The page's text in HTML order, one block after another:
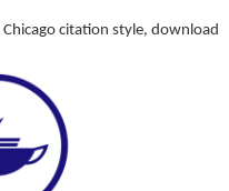
Chicago citation style, download